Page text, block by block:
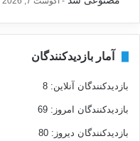
آمار بازدیدکنندگان
بازدیدکنندگان آنلاین: 8
بازدیدکنندگان امروز: 69
بازدیدکنندگان دیروز: 80